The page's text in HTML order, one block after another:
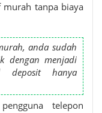
tanpa biaya
anda sudah
dengan menjadi
deposit hanya
telepon